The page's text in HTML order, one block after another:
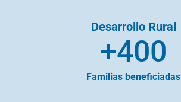
Desarrollo Rural
+400
Familias beneficiadas